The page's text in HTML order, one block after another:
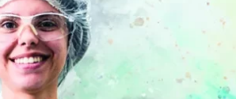
Investigación y Desarrollo
Profesionales de Salud | EurON Pro
Informe de Sostenibilidad
Responsabilidad Compartida
Balance Financiero